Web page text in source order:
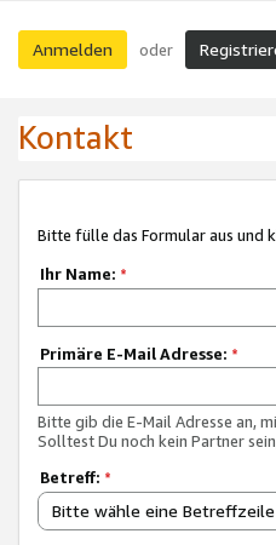
Anmelden oder
Kontakt
Bitte fülle das Formular aus und
Ihr Name: *
Primäre E-Mail Adresse: *
Bitte gib die E-Mail Adresse an,
Solltest Du noch kein Partner
Betreff: *
Bitte wähle eine Betreffzeile